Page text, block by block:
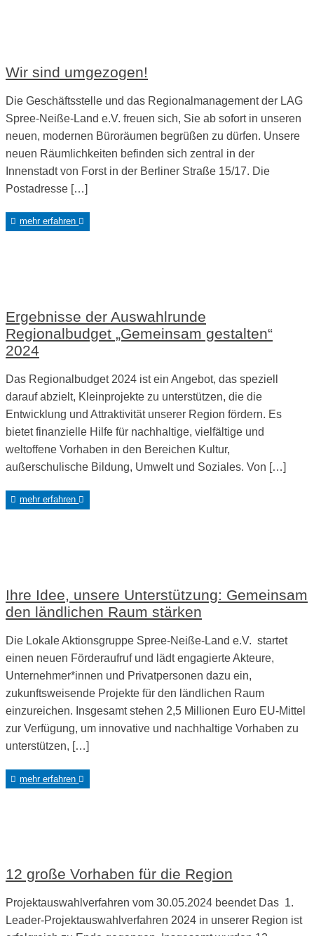
Wir sind umgezogen!
Die Geschäftsstelle und das Regionalmanagement der LAG
Spree-Neiße-Land e.V. freuen sich, Sie ab sofort in unseren
neuen, modernen Büroräumen begrüßen zu dürfen. Unsere
neuen Räumlichkeiten befinden sich zentral in der
Innenstadt von Forst in der Berliner Straße 15/17. Die
Postadresse […]
mehr erfahren
Ergebnisse der Auswahlrunde
Regionalbudget „Gemeinsam gestalten“
2024
Das Regionalbudget 2024 ist ein Angebot, das speziell
darauf abzielt, Kleinprojekte zu unterstützen, die die
Entwicklung und Attraktivität unserer Region fördern. Es
bietet finanzielle Hilfe für nachhaltige, vielfältige und
weltoffene Vorhaben in den Bereichen Kultur,
außerschulische Bildung, Umwelt und Soziales. Von […]
mehr erfahren
Ihre Idee, unsere Unterstützung: Gemeinsam
den ländlichen Raum stärken
Die Lokale Aktionsgruppe Spree-Neiße-Land e.V. startet
einen neuen Förderaufruf und lädt engagierte Akteure,
Unternehmer*innen und Privatpersonen dazu ein,
zukunftsweisende Projekte für den ländlichen Raum
einzureichen. Insgesamt stehen 2,5 Millionen Euro EU-Mittel
zur Verfügung, um innovative und nachhaltige Vorhaben zu
unterstützen, […]
mehr erfahren
12 große Vorhaben für die Region
Projektauswahlverfahren vom 30.05.2024 beendet Das 1.
Leader-Projektauswahlverfahren 2024 in unserer Region ist